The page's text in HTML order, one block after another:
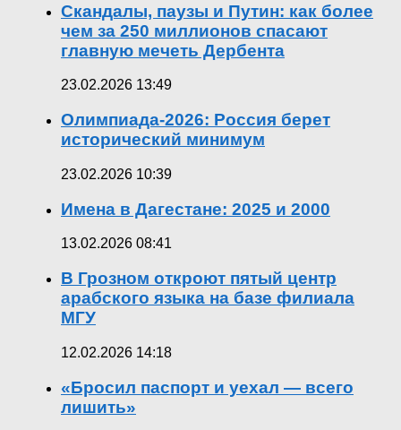
Скандалы, паузы и Путин: как более
чем за 250 миллионов спасают
главную мечеть Дербента
23.02.2026 13:49
Олимпиада-2026: Россия берет
исторический минимум
23.02.2026 10:39
Имена в Дагестане: 2025 и 2000
13.02.2026 08:41
В Грозном откроют пятый центр
арабского языка на базе филиала
МГУ
12.02.2026 14:18
«Бросил паспорт и уехал — всего
лишить»